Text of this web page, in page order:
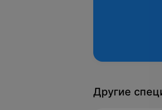
Другие